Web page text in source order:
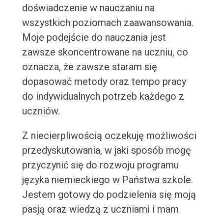
doświadczenie w nauczaniu na
wszystkich poziomach zaawansowania.
Moje podejście do nauczania jest
zawsze skoncentrowane na uczniu, co
oznacza, że zawsze staram się
dopasować metody oraz tempo pracy
do indywidualnych potrzeb każdego z
uczniów.
Z niecierpliwością oczekuję możliwości
przedyskutowania, w jaki sposób mogę
przyczynić się do rozwoju programu
języka niemieckiego w Państwa szkole.
Jestem gotowy do podzielenia się moją
pasją oraz wiedzą z uczniami i mam